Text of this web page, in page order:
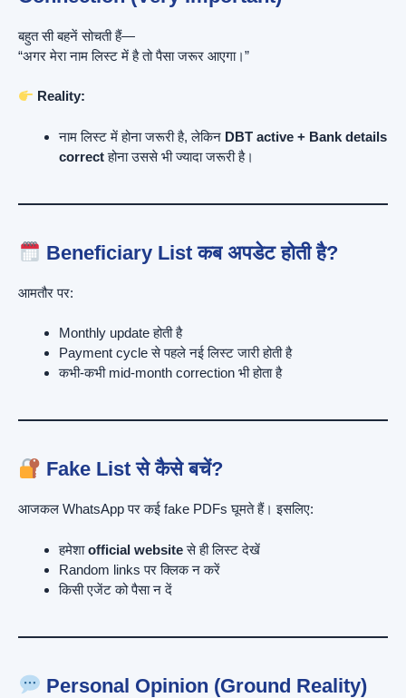
बहुत सी बहनें सोचती हैं—
“अगर मेरा नाम लिस्ट में है तो पैसा जरूर आएगा।”
Reality:
नाम लिस्ट में होना जरूरी है, लेकिन DBT active + Bank details
correctहोना उससे भी ज्यादा जरूरी है।
Beneficiary List कब अपडेट होती है?
आमतौर पर:
Monthly update होती है
Payment cycle से पहले नई लिस्ट जारी होती है
कभी-कभी mid-month correction भी होता है
Fake List से कैसे बचें?
आजकल WhatsApp पर कई fake PDFs घूमते हैं। इसलिए:
हमेशाofficial websiteसे ही लिस्ट देखें
Random links पर क्लिक न करें
किसी एजेंट को पैसा न दें
Personal Opinion (Ground Reality)